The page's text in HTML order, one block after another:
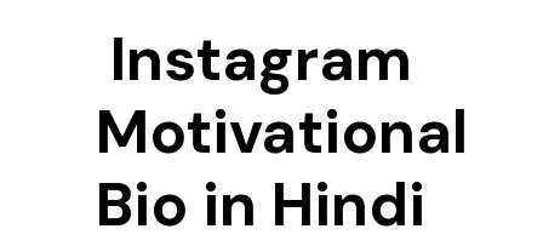
Instagram
Motivational
Bio in Hindi